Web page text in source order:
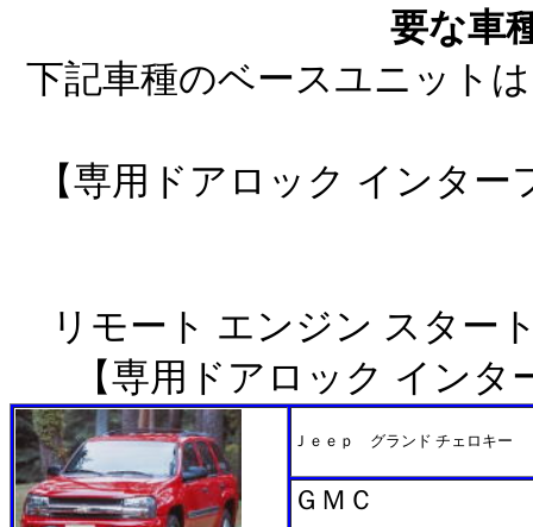
要な車
下記車種のベースユニット
【専用ドアロック インタ
リモート エンジン スター
【専用ドアロック イン
Ｊｅｅｐ グランド チェロキー
ＧＭＣ